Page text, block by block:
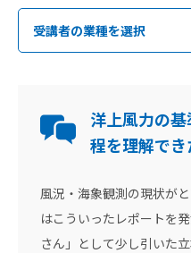
受講者の業種を選択
洋上風力の
程を理解でき
風況・海象観測の現状が
はこういったレポートを
さん」として少し引いた